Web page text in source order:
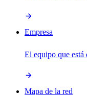
Empresa
El equipo que está
Mapa de la red